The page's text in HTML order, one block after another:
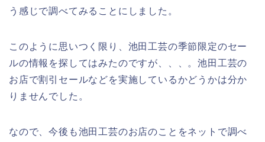
う感じで調べてみることにしました。
このように思いつく限り、池田工芸の季節限定のセー
ルの情報を探してはみたのですが、、、。池田工芸の
お店で割引セールなどを実施しているかどうかは分か
りませんでした。
なので、今後も池田工芸のお店のことをネットで調べ